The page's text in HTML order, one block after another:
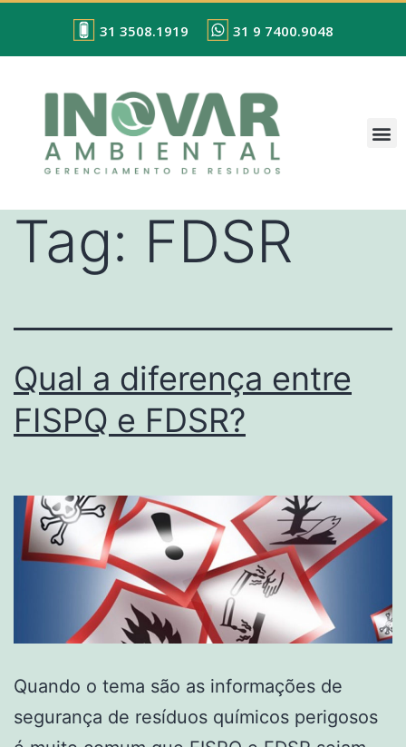
31 3508.1919 31 9 7400.9048
Tag: FDSR
Qual a diferença entre
FISPQ e FDSR?
Quando o tema são as informações de
segurança de resíduos químicos perigosos